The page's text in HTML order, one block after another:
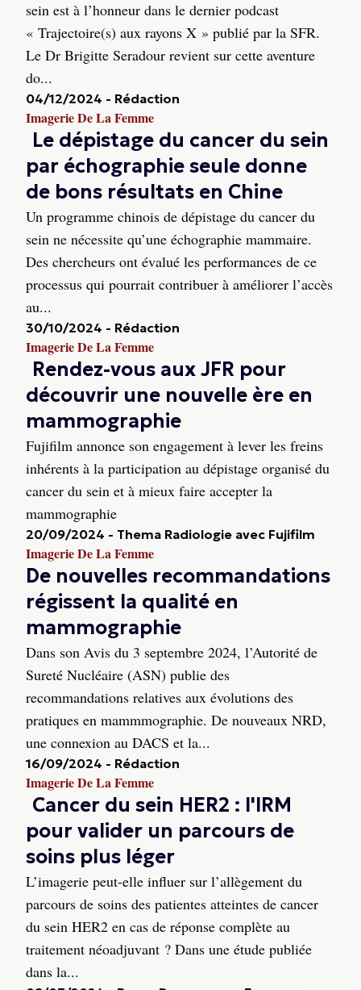
sein est à l’honneur dans le dernier podcast
« Trajectoire(s) aux rayons X » publié par la SFR.
Le Dr Brigitte Seradour revient sur cette aventure
do...
04/12/2024 - Rédaction
Imagerie De La Femme
Le dépistage du cancer du sein
par échographie seule donne
de bons résultats en Chine
Un programme chinois de dépistage du cancer du
sein ne nécessite qu’une échographie mammaire.
Des chercheurs ont évalué les performances de ce
processus qui pourrait contribuer à améliorer l’accès
au...
30/10/2024 - Rédaction
Imagerie De La Femme
Rendez-vous aux JFR pour
découvrir une nouvelle ère en
mammographie
Fujifilm annonce son engagement à lever les freins
inhérents à la participation au dépistage organisé du
cancer du sein et à mieux faire accepter la
mammographie
20/09/2024 - Thema Radiologie avec Fujifilm
Imagerie De La Femme
De nouvelles recommandations
régissent la qualité en
mammographie
Dans son Avis du 3 septembre 2024, l’Autorité de
Sureté Nucléaire (ASN) publie des
recommandations relatives aux évolutions des
pratiques en mammmographie. De nouveaux NRD,
une connexion au DACS et la...
16/09/2024 - Rédaction
Imagerie De La Femme
Cancer du sein HER2 : l'IRM
pour valider un parcours de
soins plus léger
L’imagerie peut-elle influer sur l’allègement du
parcours de soins des patientes atteintes de cancer
du sein HER2 en cas de réponse complète au
traitement néoadjuvant ? Dans une étude publiée
dans la...